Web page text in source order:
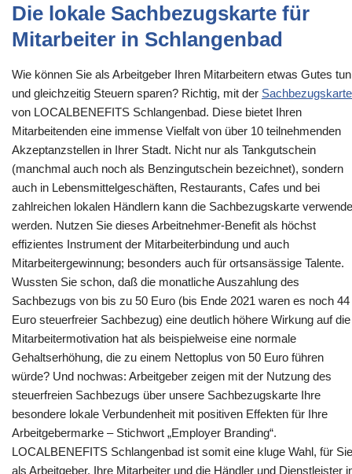
Die lokale Sachbezugskarte für
Mitarbeiter in Schlangenbad
Wie können Sie als Arbeitgeber Ihren Mitarbeitern etwas Gutes tun
und gleichzeitig Steuern sparen? Richtig, mit der Sachbezugskarte
von LOCALBENEFITS Schlangenbad. Diese bietet Ihren
Mitarbeitenden eine immense Vielfalt von über 10 teilnehmenden
Akzeptanzstellen in Ihrer Stadt. Nicht nur als Tankgutschein
(manchmal auch noch als Benzingutschein bezeichnet), sondern
auch in Lebensmittelgeschäften, Restaurants, Cafes und bei
zahlreichen lokalen Händlern kann die Sachbezugskarte
werden. Nutzen Sie dieses Arbeitnehmer-Benefit als höchst
effizientes Instrument der Mitarbeiterbindung und auch
Mitarbeitergewinnung; besonders auch für ortsansässige Talente.
Wussten Sie schon, daß die monatliche Auszahlung des
Sachbezugs von bis zu 50 Euro (bis Ende 2021 waren es noch 44
Euro steuerfreier Sachbezug) eine deutlich höhere Wirkung auf die
Mitarbeitermotivation hat als beispielweise eine normale
Gehaltserhöhung, die zu einem Nettoplus von 50 Euro führen
würde? Und nochwas: Arbeitgeber zeigen mit der Nutzung des
steuerfreien Sachbezugs über unsere Sachbezugskarte Ihre
besondere lokale Verbundenheit mit positiven Effekten für Ihre
Arbeitgebermarke – Stichwort „Employer Branding“.
LOCALBENEFITS Schlangenbad ist somit eine kluge Wahl, für Sie
als Arbeitgeber, Ihre Mitarbeiter und die Händler und Dienstleister